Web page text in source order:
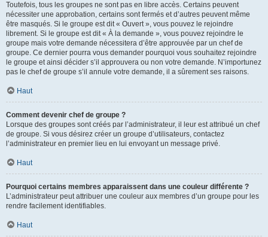
Toutefois, tous les groupes ne sont pas en libre accès. Certains peuvent
nécessiter une approbation, certains sont fermés et d’autres peuvent même
être masqués. Si le groupe est dit « Ouvert », vous pouvez le rejoindre
librement. Si le groupe est dit « À la demande », vous pouvez rejoindre le
groupe mais votre demande nécessitera d’être approuvée par un chef de
groupe. Ce dernier pourra vous demander pourquoi vous souhaitez rejoindre
le groupe et ainsi décider s’il approuvera ou non votre demande. N’importunez
pas le chef de groupe s’il annule votre demande, il a sûrement ses raisons.
Haut
Comment devenir chef de groupe ?
Lorsque des groupes sont créés par l’administrateur, il leur est attribué un chef
de groupe. Si vous désirez créer un groupe d’utilisateurs, contactez
l’administrateur en premier lieu en lui envoyant un message privé.
Haut
Pourquoi certains membres apparaissent dans une couleur différente ?
L’administrateur peut attribuer une couleur aux membres d’un groupe pour les
rendre facilement identifiables.
Haut